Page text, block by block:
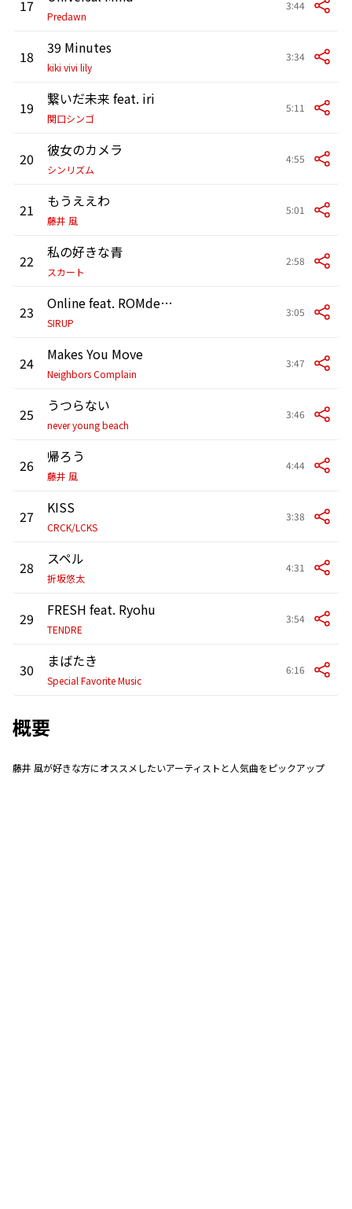
17
Predawn
3:44
18 39 Minutes
kiki vivi lily
3:34
19 繋いだ未来 feat. iri
関口シンゴ
5:11
20 彼女のカメラ
シンリズム
4:55
21 もうええわ
藤井 風
5:01
22 私の好きな青
スカート
2:58
23 Online feat. ROMderful
SIRUP
3:05
24 Makes You Move
Neighbors Complain
3:47
25 うつらない
never young beach
3:46
26 帰ろう
藤井 風
4:44
27 KISS
CRCK/LCKS
3:38
28 スペル
折坂悠太
4:31
29 FRESH feat. Ryohu
TENDRE
3:54
30 まばたき
Special Favorite Music
6:16
概要
藤井 風が好きな方にオススメしたいアーティストと人気曲をピックアップ